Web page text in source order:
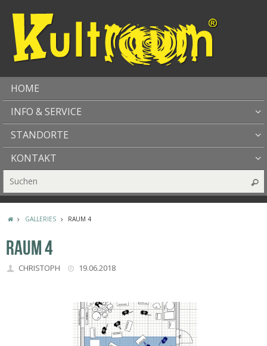
HOME
INFO & SERVICE
STANDORTE
KONTAKT
GALLERIES RAUM 4
RAUM 4
CHRISTOPH 19.06.2018